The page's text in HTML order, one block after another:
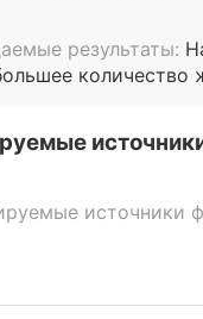
результаты:
количество
источники